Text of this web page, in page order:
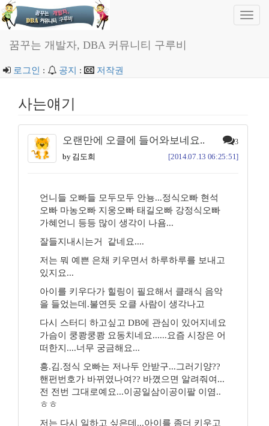
꿈꾸는 개발자, DBA 커뮤니티 구루비
로그인 : 공지 : 저작권
사는얘기
오랜만에 오클에 들어와보네요.. 3
by 김도희 [2014.07.13 06:25:51]
언니들 오빠들 모두모두 안뇽...정식오빠 현석
오빠 마농오빠 지웅오빠 태길오빠 강정식오빠
가혜언니 등등 많이 생각이 나욤...
잘들지내시는거 같네요....
저는 뭐 예쁜 은채 키우면서 하루하루를 보내고
있지요...
아이를 키우다가 힐링이 필요해서 클래식 음악
을 들었는데.불연듯 오클 사람이 생각나고
다시 스터디 하고싶고 DB에 관심이 있어지네요
가슴이 쿵쾅쿵쾅 요동치네요......요즘 시장은 어
떠한지....너무 궁금해요...
흥.김.정식 오빠는 저나두 안받구...그러기양??
핸펀번호가 바뀌였나여?? 바꼈으면 알려줘여...
전 전번 그대로예요...이공일삼이공이팔 이염..
ㅎㅎ
저는 다시 일하고 싶은데...아이를 좀더 키우고